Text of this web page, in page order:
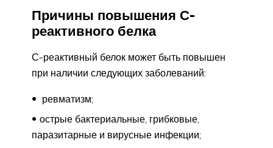
Причины повышения С-
реактивного белка
С-реактивный белок может быть повышен
при наличии следующих заболеваний:
ревматизм;
острые бактериальные, грибковые,
паразитарные и вирусные инфекции;